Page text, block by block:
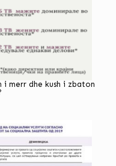
i merr dhe kush i zbaton